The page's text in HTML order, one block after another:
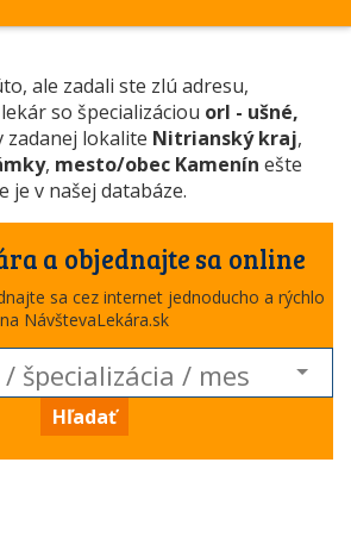
ale zadali ste zlú adresu,
so špecializáciou orl - ušné,
zadanej lokalite Nitrianský kraj,
, mesto/obec Kamenín ešte
je v našej databáze.
a objednajte sa online
sa cez internet jednoducho a rýchlo
na NávštevaLekára.sk
Hľadať